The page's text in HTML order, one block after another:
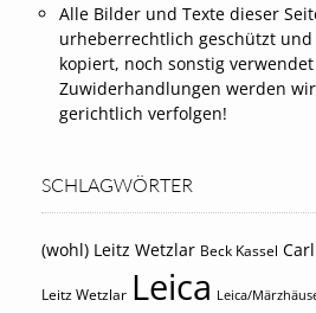
Alle Bilder und Texte dieser
urheberrechtlich geschützt
kopiert, noch sonstig
Zuwiderhandlungen werden
gerichtlich verfolgen!
SCHLAGWÖRTER
(wohl) Leitz Wetzlar Beck Kassel
Leitz Wetzlar Leica Leica/